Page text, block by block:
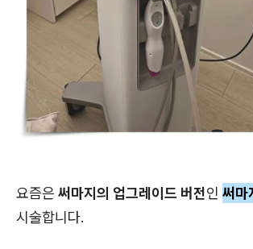
요즘은 써마지의 업그레이드 버전인 써마
시술합니다.